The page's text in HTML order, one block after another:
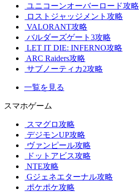
ユニコーンオーバーロード攻略
ロストジャッジメント攻略
VALORANT攻略
バルダーズゲート3攻略
LET IT DIE: INFERNO攻略
ARC Raiders攻略
サブノーティカ2攻略
一覧を見る
スマホゲーム
スマグロ攻略
デジモンUP攻略
ヴァンピール攻略
ドットアビス攻略
NTE攻略
Gジェネエターナル攻略
ポケポケ攻略